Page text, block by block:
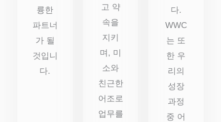
륭한
파트너
가 될
것입니
다.
고 약
속을
지키
며, 미
소와
친근한
어조로
업무를
다.
WWC
는 또
한 우
리의
성장
과정
중 어